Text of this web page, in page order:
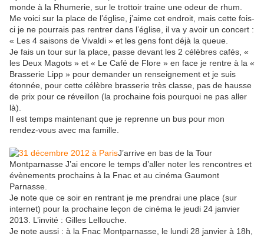
monde à la Rhumerie, sur le trottoir traine une odeur de rhum.
Me voici sur la place de l’église, j’aime cet endroit, mais cette fois-
ci je ne pourrais pas rentrer dans l’église, il va y avoir un concert :
« Les 4 saisons de Vivaldi » et les gens font déjà la queue.
Je fais un tour sur la place, passe devant les 2 célèbres cafés, «
les Deux Magots » et « Le Café de Flore » en face je rentre à la «
Brasserie Lipp » pour demander un renseignement et je suis
étonnée, pour cette célèbre brasserie très classe, pas de hausse
de prix pour ce réveillon (la prochaine fois pourquoi ne pas aller
là).
Il est temps maintenant que je reprenne un bus pour mon
rendez-vous avec ma famille.
J’arrive en bas de la Tour
Montparnasse J’ai encore le temps d’aller noter les rencontres et
évènements prochains à la Fnac et au cinéma Gaumont
Parnasse.
Je note que ce soir en rentrant je me prendrai une place (sur
internet) pour la prochaine leçon de cinéma le jeudi 24 janvier
2013. L’invité : Gilles Lellouche.
Je note aussi : à la Fnac Montparnasse, le lundi 28 janvier à 18h,